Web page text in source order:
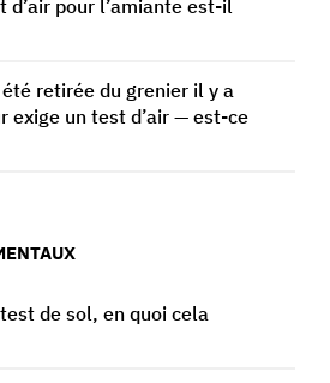
d’air pour l’amiante est-il
retirée du grenier il y a
exige un test d’air — est-ce
test de sol, en quoi cela